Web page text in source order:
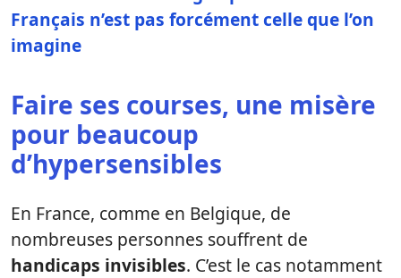
Français n’est pas forcément celle que l’on
imagine
Faire ses courses, une misère
pour beaucoup
d’hypersensibles
En France, comme en Belgique, de
nombreuses personnes souffrent de
handicaps invisibles. C’est le cas notamment